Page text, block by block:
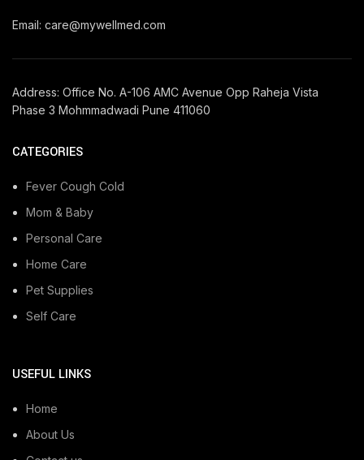
Email: care@mywellmed.com
Address: Office No. A-106 AMC Avenue Opp Raheja Vista
Phase 3 Mohmmadwadi Pune 411060
CATEGORIES
Fever Cough Cold
Mom & Baby
Personal Care
Home Care
Pet Supplies
Self Care
USEFUL LINKS
Home
About Us